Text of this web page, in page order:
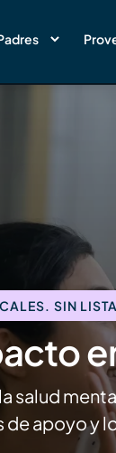
SIN
salud
apoyo y